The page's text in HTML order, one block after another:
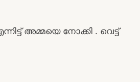
അമ്മയെ നോക്കി . വെട്ട്‌